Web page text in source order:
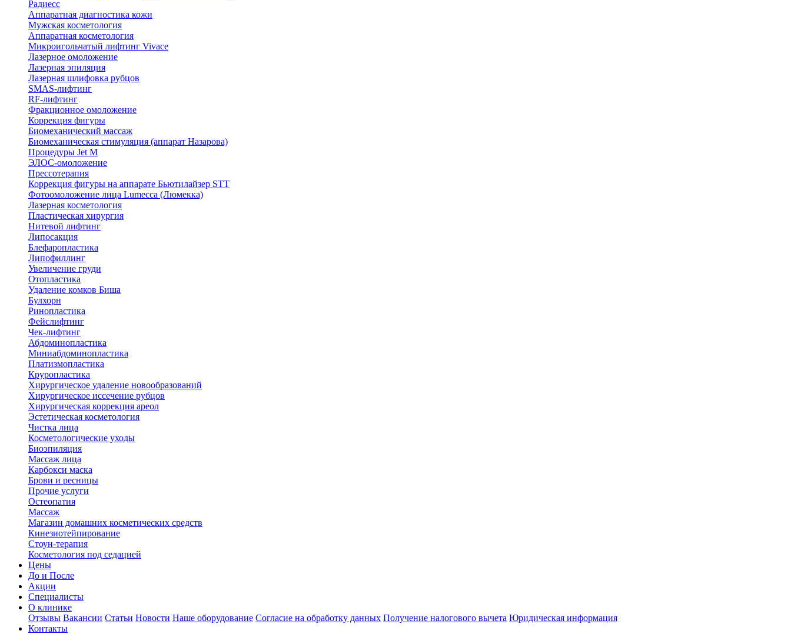
Радиесс
Аппаратная диагностика кожи
Мужская косметология
Аппаратная косметология
Микроигольчатый лифтинг Vivace
Лазерное омоложение
Лазерная эпиляция
Лазерная шлифовка рубцов
SMAS-лифтинг
RF-лифтинг
Фракционное омоложение
Коррекция фигуры
Биомеханический массаж
Биомеханическая стимуляция (аппарат Назарова)
Процедуры Jet M
ЭЛОС-омоложение
Прессотерапия
Коррекция фигуры на аппарате Бьютилайзер STT
Фотоомоложение лица Lumecca (Люмекка)
Лазерная косметология
Пластическая хирургия
Нитевой лифтинг
Липосакция
Блефаропластика
Липофиллинг
Увеличение груди
Отопластика
Удаление комков Биша
Булхорн
Ринопластика
Фейслифтинг
Чек-лифтинг
Абдоминопластика
Миниабдоминопластика
Платизмопластика
Круропластика
Хирургическое удаление новообразований
Хирургическое иссечение рубцов
Хирургическая коррекция ареол
Эстетическая косметология
Чистка лица
Косметологические уходы
Биоэпиляция
Массаж лица
Карбокси маска
Брови и ресницы
Прочие услуги
Остеопатия
Массаж
Магазин домашних косметических средств
Кинезиотейпирование
Стоун-терапия
Косметология под седацией
Цены
До и После
Акции
Специалисты
О клинике
Отзывы Вакансии Статьи Новости Наше оборудование Согласие на обработку данных Получение налогового вычета Юридическая информация
Контакты